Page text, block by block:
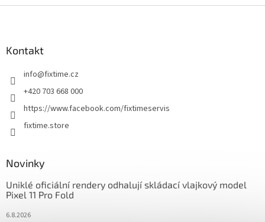
Kontakt
info@fixtime.cz
+420 703 668 000
https://www.facebook.com/fixtimeservis
fixtime.store
Novinky
Uniklé oficiální rendery odhalují skládací vlajkový model
Pixel 11 Pro Fold
6.8.2026